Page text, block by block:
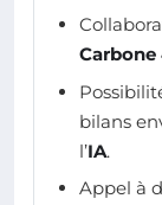
Carbone
bilans
l’IA.
Appel à